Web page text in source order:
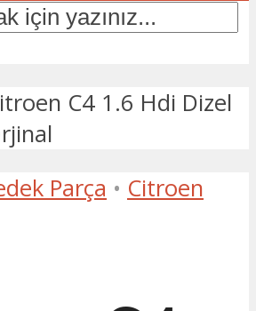
C4 1.6 Hdi Dizel
Parça • Citroen